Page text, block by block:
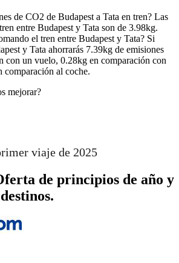
de CO2 de Budapest a Tata en tren? Las
entre Budapest y Tata son de 3.98kg.
el tren entre Budapest y Tata? Si
y Tata ahorrarás 7.39kg de emisiones
con un vuelo, 0.28kg en comparación con
comparación al coche.
mejorar?
viaje de 2025
de principios de año y